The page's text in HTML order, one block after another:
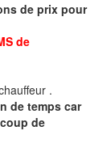
de prixpour
de
.
de temps car
de